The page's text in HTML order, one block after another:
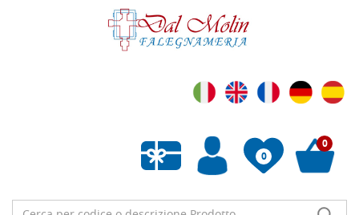
0
Wishlist vuota
0